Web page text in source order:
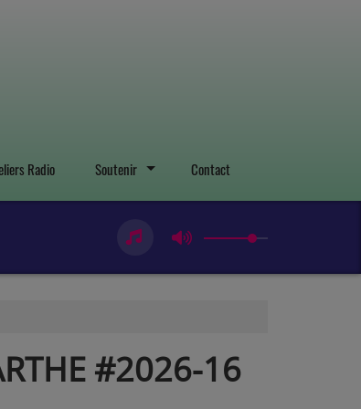
Radio Soutenir Contact
#2026-16